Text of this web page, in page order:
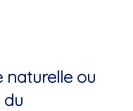
naturelle ou